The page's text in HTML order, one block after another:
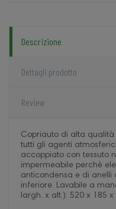
Descrizione
Dettagli prodotto
Review
Copriauto di alta
tutti gli agenti
accoppiato con tessuto
impermeabile perchè
anticondensa e di anelli
inferiore. Lavabile a
largh. x alt.): 520 x 185 x